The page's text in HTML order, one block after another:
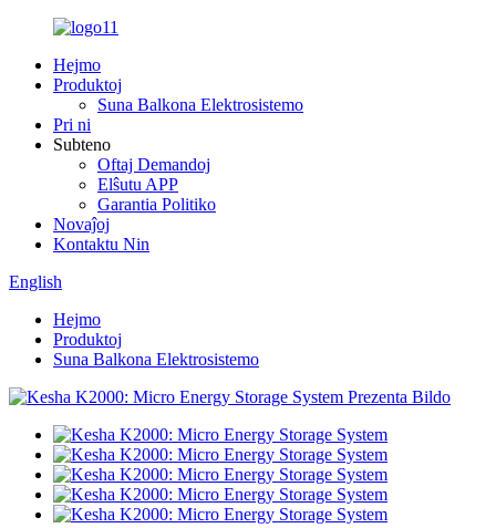
Hejmo
Produktoj
Suna Balkona Elektrosistemo
Pri ni
Subteno
Oftaj Demandoj
Elŝutu APP
Garantia Politiko
Novaĵoj
Kontaktu Nin
English
Hejmo
Produktoj
Suna Balkona Elektrosistemo